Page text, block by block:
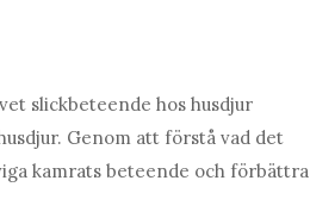
slickbeteende hos husdjur
Genom att förstå vad det
kamrats beteende och förbättra